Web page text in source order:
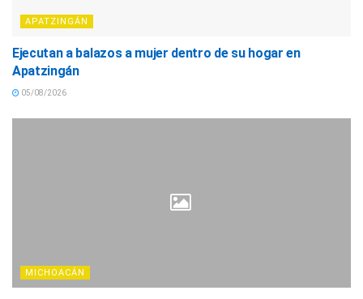
APATZINGÁN
Ejecutan a balazos a mujer dentro de su hogar en
Apatzingán
05/08/2026
MICHOACÁN